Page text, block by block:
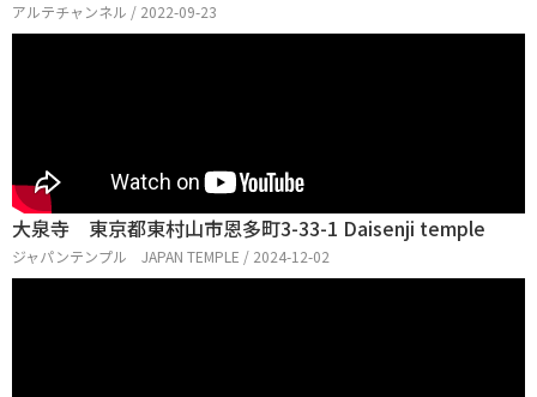
アルテチャンネル / 2022-09-23
大泉寺 東京都東村山市恩多町3-33-1 Daisenji temple
ジャパンテンプル JAPAN TEMPLE / 2024-12-02